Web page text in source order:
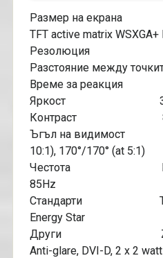
Размер на екрана
TFT active matrix WSXGA+
Резолюция 1680
Разстояние между
Време за реакция
Яркост
Контраст
Ъгъл на видимост
10:1), 170°/170° (at 5:1)
Честота H/ V
85Hz
Стандарти
Energy Star
Други Zero
Anti-glare, DVI-D, 2 x 2